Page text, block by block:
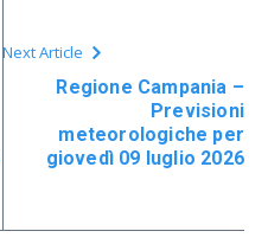
Next Article
Regione Campania –
Previsioni
meteorologiche per
giovedì 09 luglio 2026